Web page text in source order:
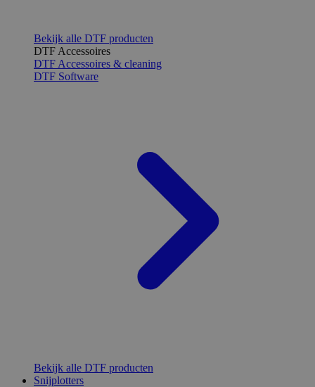
Bekijk alle DTF producten
DTF Accessoires
DTF Accessoires & cleaning
DTF Software
Bekijk alle DTF producten
Snijplotters